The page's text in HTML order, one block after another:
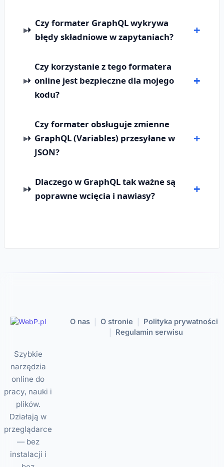
Czy formater GraphQL wykrywa
błędy składniowe w zapytaniach?
Czy korzystanie z tego formatera
online jest bezpieczne dla mojego
kodu?
Czy formater obsługuje zmienne
GraphQL (Variables) przesyłane w
JSON?
Dlaczego w GraphQL tak ważne są
poprawne wcięcia i nawiasy?
Szybkie
narzędzia
online do
pracy, nauki i
plików.
Działają w
przeglądarce
— bez
instalacji i
O nas O stronie Polityka prywatności
Regulamin serwisu